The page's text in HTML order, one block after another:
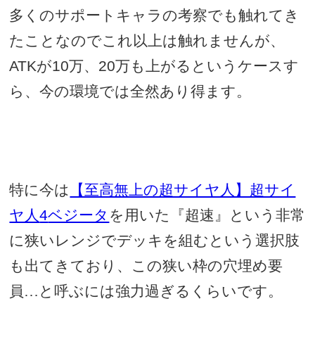
多くのサポートキャラの考察でも触れてき
たことなのでこれ以上は触れませんが、
ATKが10万、 20万も上がるというケースす
ら、今の環境では全然あり得ます。
特に今は
【至高無上の超サイヤ人】超サイ
ヤ人4ベジータ を用いた『超速』という非常
に狭いレンジでデッキを組むという選択肢
も出てきており、この狭い枠の穴埋め要
員…と呼ぶには強力過ぎるくらいです。